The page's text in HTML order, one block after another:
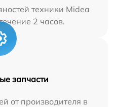
техники Midea
2 часов.
запчасти
от производителя в